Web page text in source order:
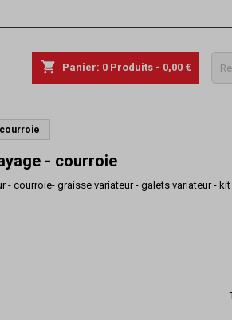
shopping_cart Panier: 0 Produits - 0,00 €
- courroie
- courroie- graisse variateur - galets variateur -